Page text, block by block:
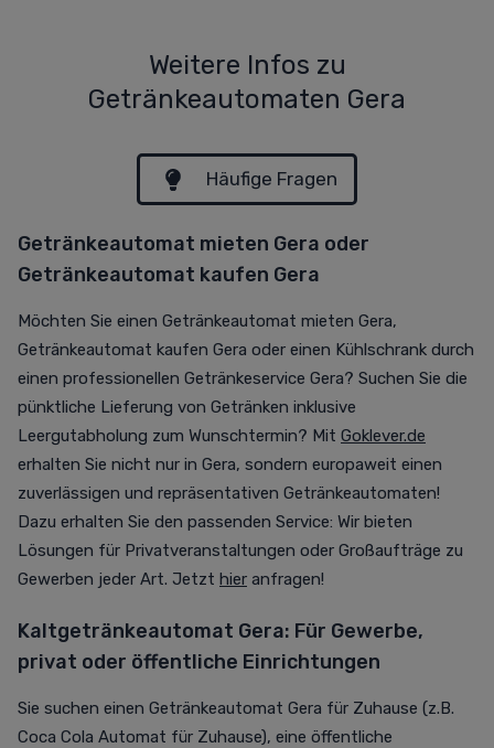
Weitere Infos zu
Getränkeautomaten Gera
Häufige Fragen
Getränkeautomat mieten Gera oder
Getränkeautomat kaufen Gera
Möchten Sie einen Getränkeautomat mieten Gera,
Getränkeautomat kaufen Gera oder einen Kühlschrank durch
einen professionellen Getränkeservice Gera? Suchen Sie die
pünktliche Lieferung von Getränken inklusive
Leergutabholung zum Wunschtermin? Mit Goklever.de
erhalten Sie nicht nur in Gera, sondern europaweit einen
zuverlässigen und repräsentativen Getränkeautomaten!
Dazu erhalten Sie den passenden Service: Wir bieten
Lösungen für Privatveranstaltungen oder Großaufträge zu
Gewerben jeder Art. Jetzt hier anfragen!
Kaltgetränkeautomat Gera: Für Gewerbe,
privat oder öffentliche Einrichtungen
Sie suchen einen Getränkeautomat Gera für Zuhause (z.B.
Coca Cola Automat für Zuhause), eine öffentliche